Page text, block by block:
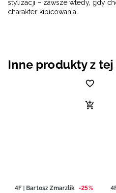
stylizacji – zawsze wtedy, gdy
charakter kibicowania.
Inne produkty z
4F | Bartosz Zmarzlik -25%